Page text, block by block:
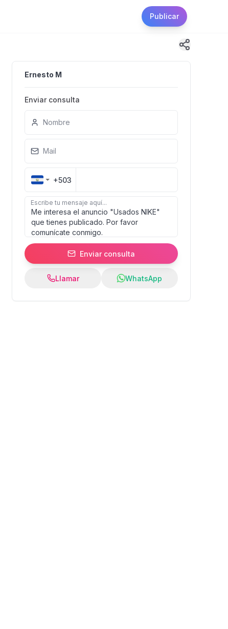
Publicar
Ernesto M
Enviar consulta
Nombre
Mail
+503
Escribe tu mensaje aquí...
Enviar consulta
Llamar WhatsApp